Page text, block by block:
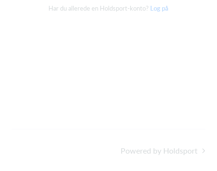
Har du allerede en Holdsport-konto? Log på
Powered by Holdsport